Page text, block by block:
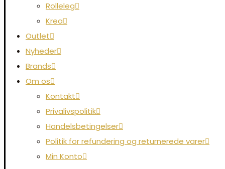
Rolleleg
Krea
Outlet
Nyheder
Brands
Om os
Kontakt
Privalivspolitik
Handelsbetingelser
Politik for refundering og returnerede varer
Min Konto